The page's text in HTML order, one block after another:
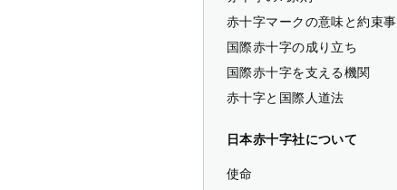
赤十字マークの意味と約束事
国際赤十字の成り立ち
国際赤十字を支える機関
赤十字と国際人道法
日本赤十字社について
使命